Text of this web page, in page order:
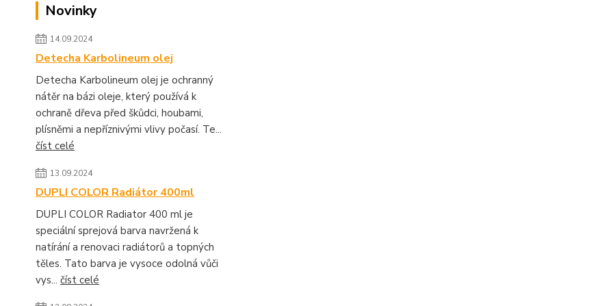
Novinky
14.09.2024
Detecha Karbolineum olej
Detecha Karbolineum olej je ochranný
nátěr na bázi oleje, který používá k
ochraně dřeva před škůdci, houbami,
plísněmi a nepříznivými vlivy počasí. Te...
číst celé
13.09.2024
DUPLI COLOR Radiátor 400ml
DUPLI COLOR Radiator 400 ml je
speciální sprejová barva navržená k
natírání a renovaci radiátorů a topných
těles. Tato barva je vysoce odolná vůči
vys... číst celé